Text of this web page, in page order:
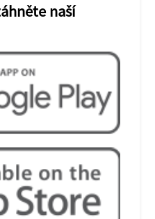
naší